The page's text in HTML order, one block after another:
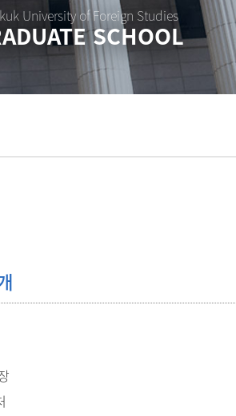
University of Foreign Studies
SCHOOL